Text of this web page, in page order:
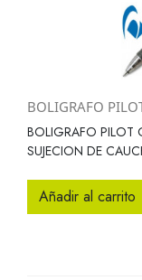
BOLIGRAFO
BOLIGRAFO PILOT
SUJECION DE
Añadir al carrito